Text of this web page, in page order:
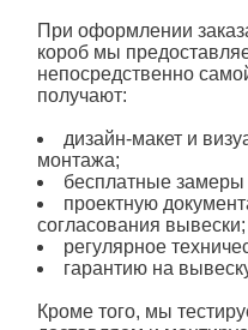
При оформлении
короб мы
непосредственно
получают:
дизайн-макет и
монтажа;
бесплатные
проектную
согласования вывески;
регулярное
гарантию на
Кроме того, мы